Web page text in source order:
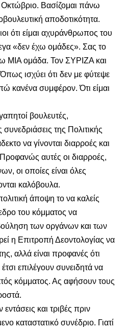
Βασίζομαι πάνω
αποδοτικότητα.
ότι είμαι αχυράνθρωπος του
«δεν έχω ομάδες». Σας το
ΜΙΑ ομάδα. Τον ΣΥΡΙΖΑ και
ισχύει ότι δεν με φύτεψε
κανένα συμφέρον. Ότι είμαι
βουλευτές,
της Πολιτικής
να γίνονται διαρροές και
αυτές οι διαρροές,
οι οποίες είναι όλες
καλόβουλα.
άποψη το να καλείς
του κόμματος να
των οργάνων και των
η Επιτροπή Δεοντολογίας να
αλλά είναι προφανές ότι
επιλέγουν συνειδητά να
κόμματος. Ας αφήσουν τους
και τριβές πριν
καταστατικό συνέδριο. Γιατί